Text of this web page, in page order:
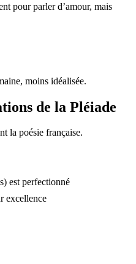
pour parler d’amour, mais
moins idéalisée.
de la Pléiade
la poésie française.
est perfectionné
excellence